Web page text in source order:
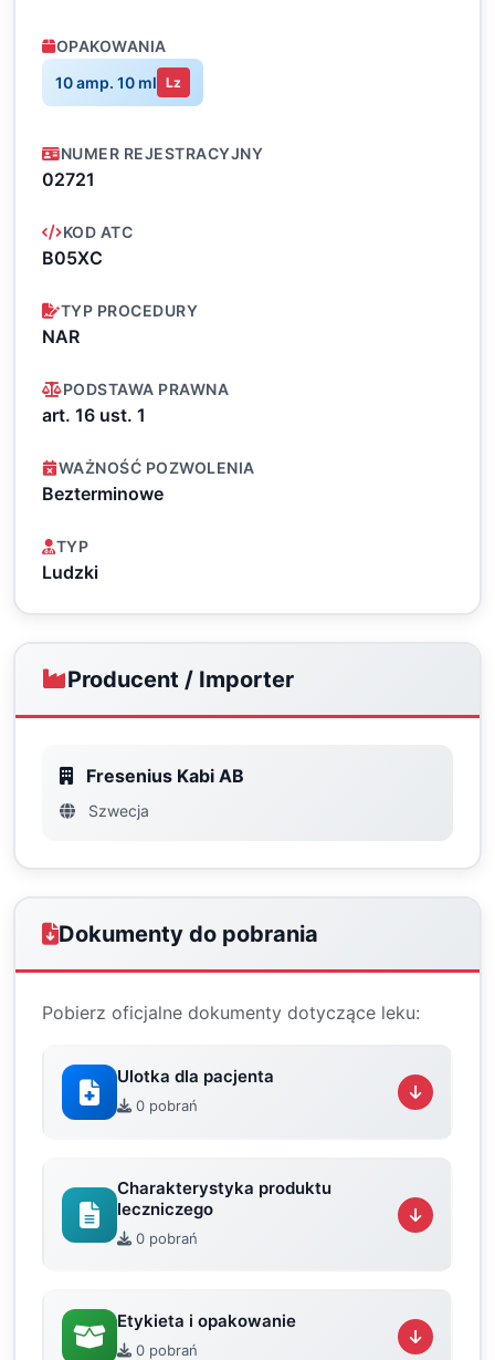
OPAKOWANIA
10 amp. 10 ml Lz
NUMER REJESTRACYJNY
02721
KOD ATC
B05XC
TYP PROCEDURY
NAR
PODSTAWA PRAWNA
art. 16 ust. 1
WAŻNOŚĆ POZWOLENIA
Bezterminowe
TYP
Ludzki
Producent / Importer
Fresenius Kabi AB
Szwecja
Dokumenty do pobrania
Pobierz oficjalne dokumenty dotyczące leku:
Ulotka dla pacjenta
0 pobrań
Charakterystyka produktu
leczniczego
0 pobrań
Etykieta i opakowanie
0 pobrań